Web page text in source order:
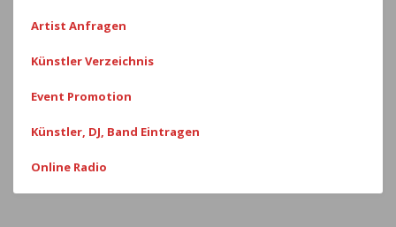
Artist Anfragen
Künstler Verzeichnis
Event Promotion
Künstler, DJ, Band Eintragen
Online Radio